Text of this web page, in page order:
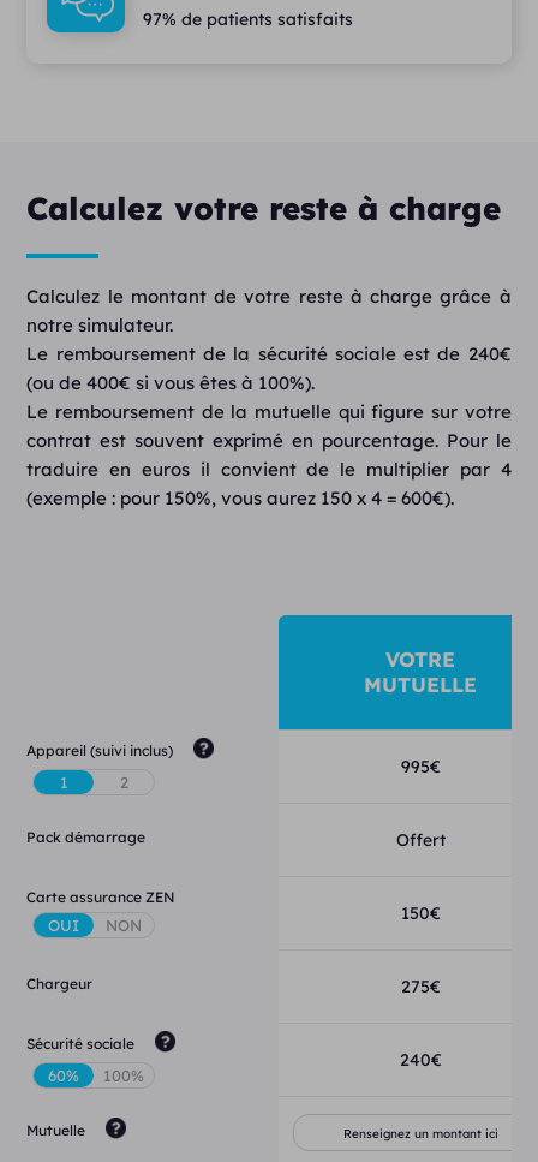
97% de patients satisfaits
Calculez votre reste à charge
Calculez le montant de votre reste à charge grâce à
notre simulateur.
Le remboursement de la sécurité sociale est de 240€
(ou de 400€ si vous êtes à 100%).
Le remboursement de la mutuelle qui figure sur votre
contrat est souvent exprimé en pourcentage. Pour le
traduire en euros il convient de le multiplier par 4
(exemple : pour 150%, vous aurez 150 x 4 = 600€).
VOTRE
MUTUELLE
Appareil (suivi inclus)
995€
Pack démarrage Offert
Carte assurance ZEN
150€
Chargeur 275€
Sécurité sociale
240€
Mutuelle